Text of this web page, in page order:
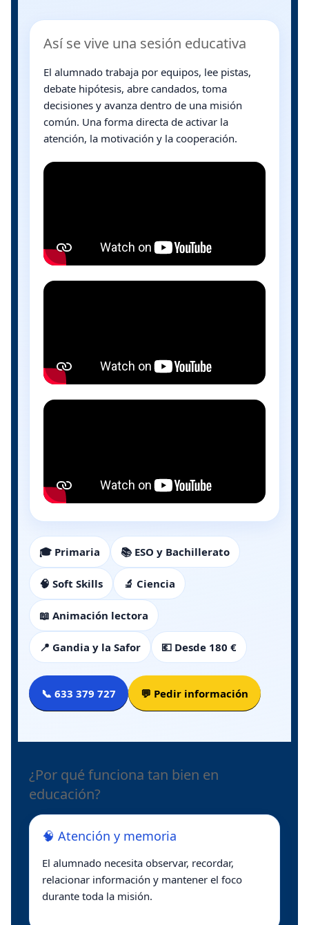
Así se vive una sesión educativa
El alumnado trabaja por equipos, lee pistas,
debate hipótesis, abre candados, toma
decisiones y avanza dentro de una misión
común. Una forma directa de activar la
atención, la motivación y la cooperación.
🎓 Primaria 📚 ESO y Bachillerato
🧠 Soft Skills 🔬 Ciencia
📖 Animación lectora
📍 Gandia y la Safor 💶 Desde 180 €
📞 633 379 727 💬 Pedir información
¿Por qué funciona tan bien en
educación?
🧠 Atención y memoria
El alumnado necesita observar, recordar,
relacionar información y mantener el foco
durante toda la misión.